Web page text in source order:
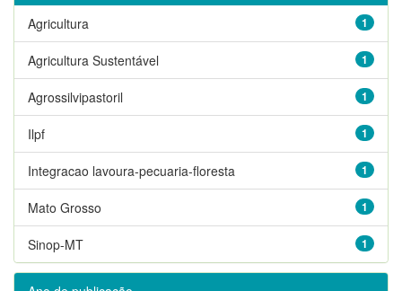
1
Agricultura
1
Agricultura Sustentável
1
Agrossilvipastoril
1
Ilpf
1
Integracao lavoura-pecuaria-floresta
1
Mato Grosso
1
Sinop-MT